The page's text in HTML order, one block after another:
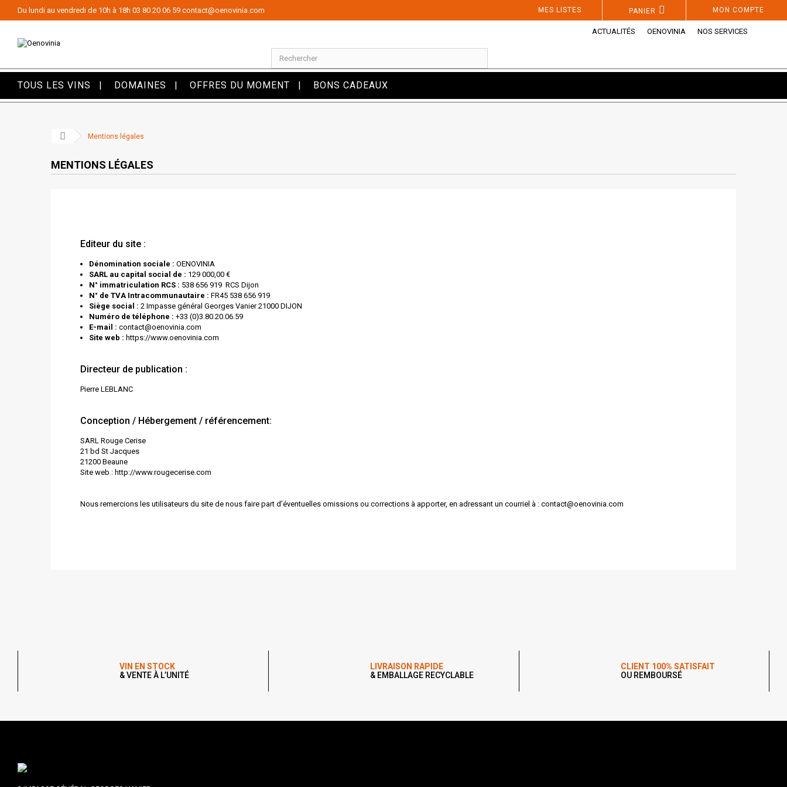
MON COMPTE
PANIER
MES LISTES
Du lundi au vendredi de 10h à 18h 03 80 20 06 59 contact@oenovinia.com
ACTUALITÉS OENOVINIA NOS SERVICES
TOUS LES VINS DOMAINES OFFRES DU MOMENT BONS CADEAUX
Mentions légales
MENTIONS LÉGALES
Editeur du site :
Dénomination sociale : OENOVINIA
SARL au capital social de : 129 000,00 €
N° immatriculation RCS : 538 656 919 RCS Dijon
N° de TVA Intracommunautaire : FR45 538 656 919
Siège social : 2 Impasse général Georges Vanier 21000 DIJON
Numéro de téléphone : +33 (0)3.80.20.06.59
E-mail : contact@oenovinia.com
Site web : https://www.oenovinia.com
Directeur de publication :
Pierre LEBLANC
Conception / Hébergement / référencement:
SARL Rouge Cerise
21 bd St Jacques
21200 Beaune
Site web : http://www.rougecerise.com
Nous remercions les utilisateurs du site de nous faire part d’éventuelles omissions ou corrections à apporter, en adressant un courriel à : contact@oenovinia.com
VIN EN STOCK
& VENTE À L’UNITÉ
LIVRAISON RAPIDE
& EMBALLAGE RECYCLABLE
CLIENT 100% SATISFAIT
OU REMBOURSÉ
Panneau de gestion des cookies